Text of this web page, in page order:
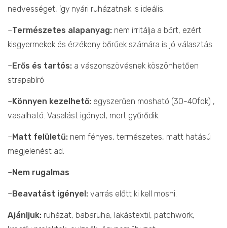
nedvességet, így nyári ruházatnak is ideális.
–Természetes alapanyag: nem irritálja a bőrt, ezért
kisgyermekek és érzékeny bőrűek számára is jó választás.
–Erős és tartós: a vászonszövésnek köszönhetően
strapabíró
–Könnyen kezelhető: egyszerűen mosható (30-40fok) ,
vasalható. Vasalást igényel, mert gyűrődik.
–Matt felületű: nem fényes, természetes, matt hatású
megjelenést ad.
–Nem rugalmas
–Beavatást igényel: varrás előtt ki kell mosni.
Ajánljuk: ruházat, babaruha, lakástextil, patchwork,